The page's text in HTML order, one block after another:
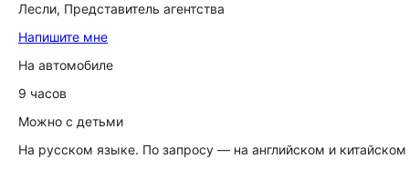
Лесли, Представитель агентства
Напишите мне
На автомобиле
9 часов
Можно с детьми
На русском языке. По запросу — на английском и